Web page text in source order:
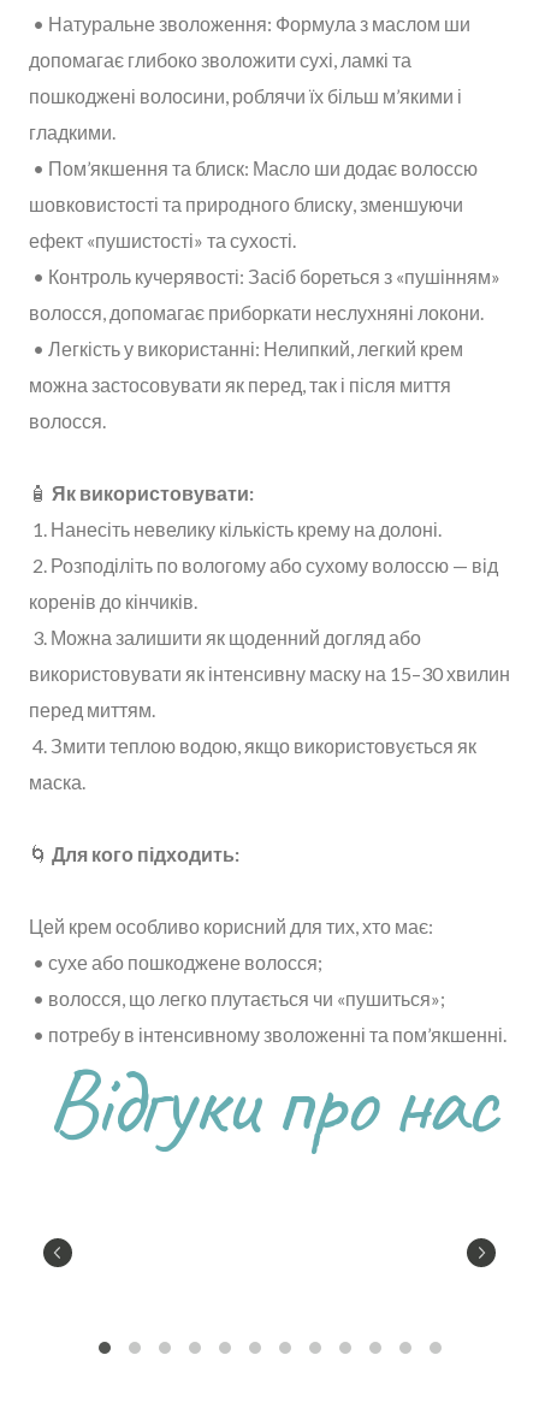
• Натуральне зволоження: Формула з маслом ши
допомагає глибоко зволожити сухі, ламкі та
пошкоджені волосини, роблячи їх більш м’якими і
гладкими.
• Пом’якшення та блиск: Масло ши додає волоссю
шовковистості та природного блиску, зменшуючи
ефект «пушистості» та сухості.
• Контроль кучерявості: Засіб бореться з «пушінням»
волосся, допомагає приборкати неслухняні локони.
• Легкість у використанні: Нелипкий, легкий крем
можна застосовувати як перед, так і після миття
волосся.
🧴 Як використовувати:
1. Нанесіть невелику кількість крему на долоні.
2. Розподіліть по вологому або сухому волоссю — від
коренів до кінчиків.
3. Можна залишити як щоденний догляд або
використовувати як інтенсивну маску на 15–30 хвилин
перед миттям.
4. Змити теплою водою, якщо використовується як
маска.
🌀 Для кого підходить:
Цей крем особливо корисний для тих, хто має:
• сухе або пошкоджене волосся;
• волосся, що легко плутається чи «пушиться»;
• потребу в інтенсивному зволоженні та пом’якшенні.
Відгуки про нас